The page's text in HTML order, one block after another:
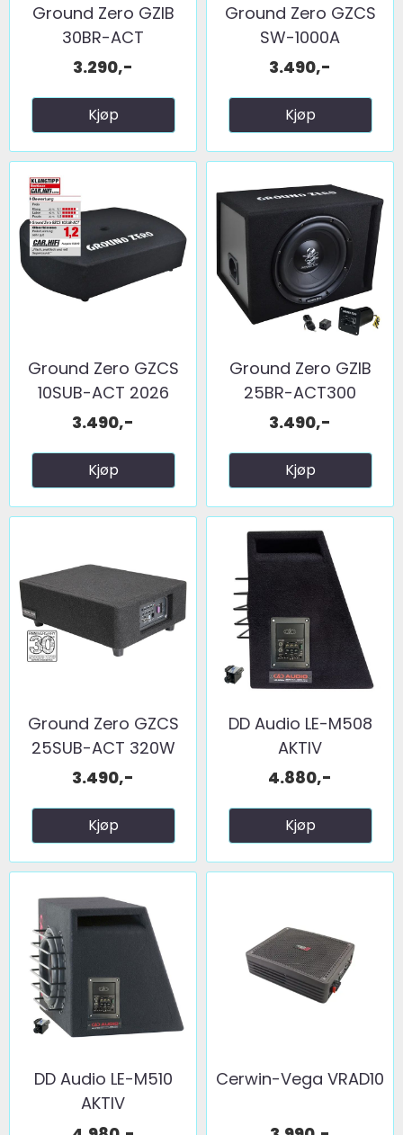
Ground Zero GZIB
30BR-ACT
3.290,-
Kjøp
Ground Zero GZCS
SW-1000A
3.490,-
Kjøp
Ground Zero GZCS
10SUB-ACT 2026
3.490,-
Kjøp
Ground Zero GZIB
25BR-ACT300
3.490,-
Kjøp
Ground Zero GZCS
25SUB-ACT 320W
RMS
3.490,-
Kjøp
DD Audio LE-M508
AKTIV
4.880,-
Kjøp
DD Audio LE-M510
AKTIV
Cerwin-Vega VRAD10